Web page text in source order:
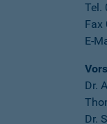
Tel.
Fax
E-
Dr.
Dr.